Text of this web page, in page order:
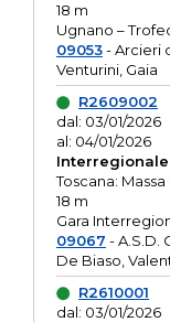
18 m
Ugnano –
09053- Arcieri
Venturini, Gaia
R2609002
dal: 03/01/2026
al: 04/01/2026
Interregionale
Toscana: Massa
18 m
Gara
09067 - A.S.D.
De Biaso,
R2610001
dal: 03/01/2026